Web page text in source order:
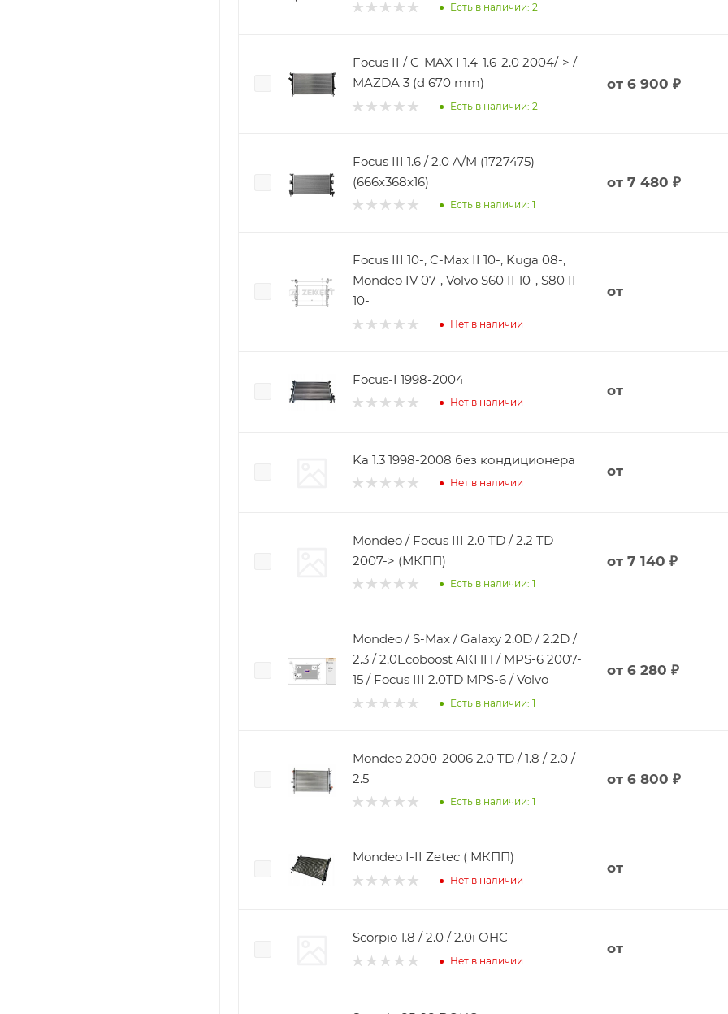
Есть в наличии: 2
Focus II / C-MAX I 1.4-1.6-2.0 2004/-> /
MAZDA 3 (d 670 mm)
Есть в наличии: 2
от 6 900 ₽
Focus III 1.6 / 2.0 A/M (1727475)
(666x368x16)
Есть в наличии: 1
от 7 480 ₽
Focus III 10-, C-Max II 10-, Kuga 08-,
Mondeo IV 07-, Volvo S60 II 10-, S80 II
10-
Нет в наличии
от
Focus-I 1998-2004
Нет в наличии
от
Ka 1.3 1998-2008 без кондиционера
Нет в наличии
от
Mondeo / Focus III 2.0 TD / 2.2 TD
2007-> (МКПП)
Есть в наличии: 1
от 7 140 ₽
Mondeo / S-Max / Galaxy 2.0D / 2.2D /
2.3 / 2.0Ecoboost АКПП / MPS-6 2007-
15 / Focus III 2.0TD MPS-6 / Volvo
Есть в наличии: 1
от 6 280 ₽
Mondeo 2000-2006 2.0 TD / 1.8 / 2.0 /
2.5
Есть в наличии: 1
от 6 800 ₽
Mondeo I-II Zetec ( МКПП)
Нет в наличии
от
Scorpio 1.8 / 2.0 / 2.0i OHC
Нет в наличии
от